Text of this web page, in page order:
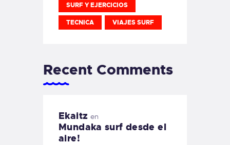
SURF Y EJERCICIOS
TECNICA VIAJES SURF
Recent Comments
Ekaitz en
Mundaka surf desde el
aire!